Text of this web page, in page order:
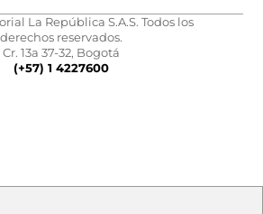
La República S.A.S. Todos los
derechos reservados.
Cr. 13a 37-32, Bogotá
(+57) 1 4227600